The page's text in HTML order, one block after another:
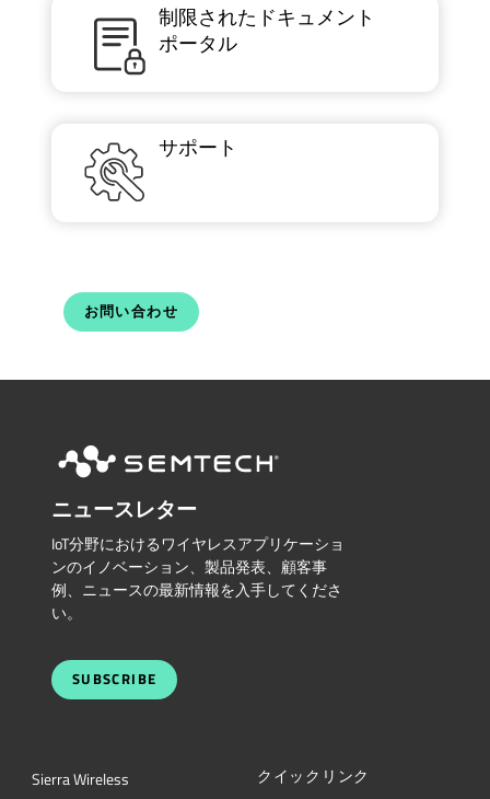
制限されたドキュメント
ポータル
サポート
お問い合わせ
ニュースレター
IoT分野におけるワイヤレスアプリケーショ
ンのイノベーション、製品発表、顧客事
例、ニュースの最新情報を入手してくださ
い。
SUBSCRIBE
Sierra Wireless
クイックリンク